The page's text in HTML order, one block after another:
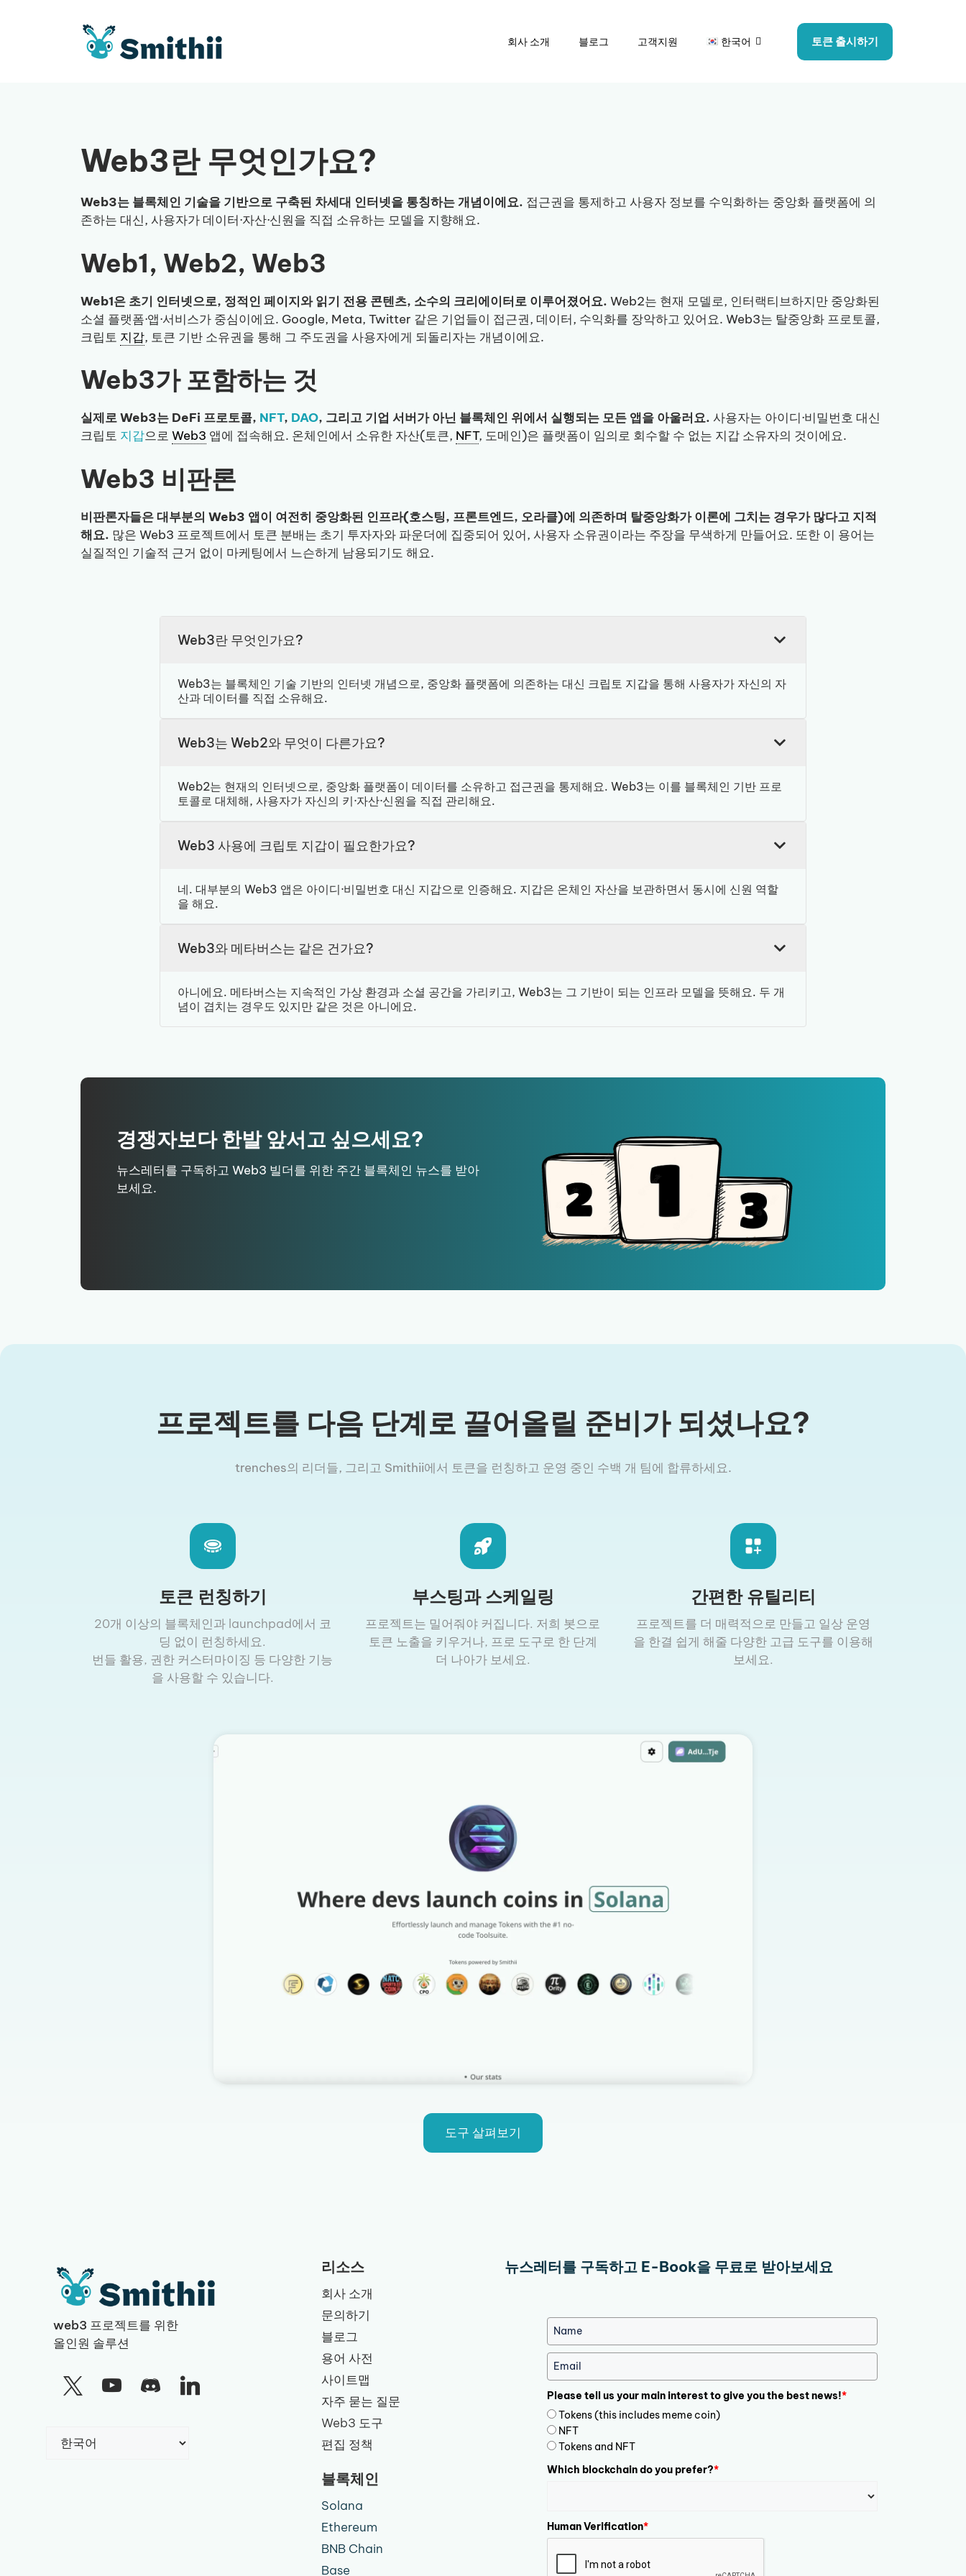
회사 소개 블로그 고객지원 한국어 토큰 출시하기
Web3란 무엇인가요?
Web3는 블록체인 기술을 기반으로 구축된 차세대 인터넷을 통칭하는 개념이에요. 접근권을 통제하고 사용자 정보를 수익화하는 중앙화 플랫폼에 의
존하는 대신, 사용자가 데이터·자산·신원을 직접 소유하는 모델을 지향해요.
Web1, Web2, Web3
Web1은 초기 인터넷으로, 정적인 페이지와 읽기 전용 콘텐츠, 소수의 크리에이터로 이루어졌어요. Web2는 현재 모델로, 인터랙티브하지만 중앙화된
소셜 플랫폼·앱·서비스가 중심이에요. Google, Meta, Twitter 같은 기업들이 접근권, 데이터, 수익화를 장악하고 있어요. Web3는 탈중앙화 프로토콜,
크립토 지갑, 토큰 기반 소유권을 통해 그 주도권을 사용자에게 되돌리자는 개념이에요.
Web3가 포함하는 것
실제로 Web3는 DeFi 프로토콜, NFT, DAO, 그리고 기업 서버가 아닌 블록체인 위에서 실행되는 모든 앱을 아울러요. 사용자는 아이디·비밀번호 대신
크립토 지갑으로 Web3 앱에 접속해요. 온체인에서 소유한 자산(토큰, NFT, 도메인)은 플랫폼이 임의로 회수할 수 없는 지갑 소유자의 것이에요.
Web3 비판론
비판론자들은 대부분의 Web3 앱이 여전히 중앙화된 인프라(호스팅, 프론트엔드, 오라클)에 의존하며 탈중앙화가 이론에 그치는 경우가 많다고 지적
해요. 많은 Web3 프로젝트에서 토큰 분배는 초기 투자자와 파운더에 집중되어 있어, 사용자 소유권이라는 주장을 무색하게 만들어요. 또한 이 용어는
실질적인 기술적 근거 없이 마케팅에서 느슨하게 남용되기도 해요.
Web3란 무엇인가요?
Web3는 블록체인 기술 기반의 인터넷 개념으로, 중앙화 플랫폼에 의존하는 대신 크립토 지갑을 통해 사용자가 자신의 자
산과 데이터를 직접 소유해요.
Web3는 Web2와 무엇이 다른가요?
Web2는 현재의 인터넷으로, 중앙화 플랫폼이 데이터를 소유하고 접근권을 통제해요. Web3는 이를 블록체인 기반 프로
토콜로 대체해, 사용자가 자신의 키·자산·신원을 직접 관리해요.
Web3 사용에 크립토 지갑이 필요한가요?
네. 대부분의 Web3 앱은 아이디·비밀번호 대신 지갑으로 인증해요. 지갑은 온체인 자산을 보관하면서 동시에 신원 역할
을 해요.
Web3와 메타버스는 같은 건가요?
아니에요. 메타버스는 지속적인 가상 환경과 소셜 공간을 가리키고, Web3는 그 기반이 되는 인프라 모델을 뜻해요. 두 개
념이 겹치는 경우도 있지만 같은 것은 아니에요.
경쟁자보다 한발 앞서고 싶으세요?
뉴스레터를 구독하고 Web3 빌더를 위한 주간 블록체인 뉴스를 받아
보세요.
프로젝트를 다음 단계로 끌어올릴 준비가 되셨나요?
trenches의 리더들, 그리고 Smithii에서 토큰을 런칭하고 운영 중인 수백 개 팀에 합류하세요.
토큰 런칭하기
20개 이상의 블록체인과 launchpad에서 코
딩 없이 런칭하세요.
번들 활용, 권한 커스터마이징 등 다양한 기능
을 사용할 수 있습니다.
부스팅과 스케일링
프로젝트는 밀어줘야 커집니다. 저희 봇으로
토큰 노출을 키우거나, 프로 도구로 한 단계
더 나아가 보세요.
간편한 유틸리티
프로젝트를 더 매력적으로 만들고 일상 운영
을 한결 쉽게 해줄 다양한 고급 도구를 이용해
보세요.
도구 살펴보기
web3 프로젝트를 위한
올인원 솔루션
Choose
리소스
회사 소개
문의하기
블로그
용어 사전
사이트맵
자주 묻는 질문
Web3 도구
편집 정책
블록체인
Solana
Ethereum
BNB Chain
Base
뉴스레터를 구독하고 E-Book을 무료로 받아보세요
Please tell us your main interest to give you the best news!*
Tokens (this includes meme coin)
NFT
Tokens and NFT
Which blockchain do you prefer?*
Human Verification*